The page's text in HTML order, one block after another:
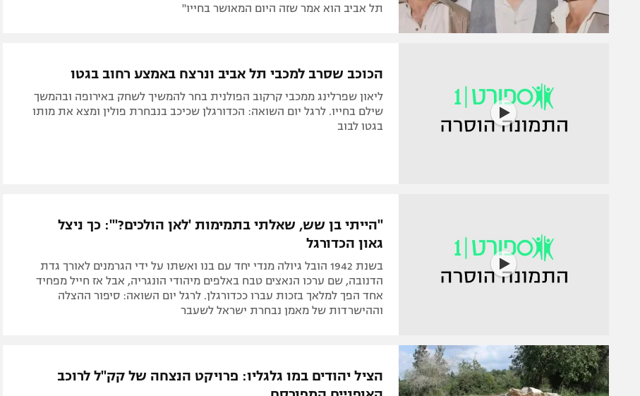
תל אביב הוא אמר שזה היום המאושר בחייו"
הכוכב שסרב למכבי תל אביב ונרצח באמצע רחוב בגטו
ליאון שפרלינג ממכבי קרקוב הפולנית בחר להמשיך לשחק באירופה ובהמשך
שילם בחייו. לרגל יום השואה: הכדורגלן שכיכב בנבחרת פולין ומצא את מותו
בגטו לבוב
"הייתי בן שש, שאלתי בתמימות 'לאן הולכים?'": כך ניצל
גאון הכדורגל
בשנת 1942 הובל גיולה מנדי יחד עם בנו ואשתו על ידי הגרמנים לאורך גדת
הדנובה, שם ערכו הנאצים טבח באלפים מיהודי הונגריה, אבל אז חייל מפחיד
אחד הפך למלאך בזכות עברו ככדורגלן. לרגל יום השואה: סיפור ההצלה
וההישרדות של מאמן נבחרת ישראל לשעבר
הציל יהודים במו גלגליו: פרויקט הנצחה של קק"ל לרוכב